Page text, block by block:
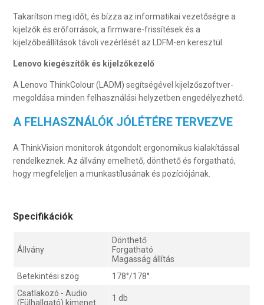
Takarítson meg időt, és bízza az informatikai vezetőségre a
kijelzők és erőforrások, a firmware-frissítések és a
kijelzőbeállítások távoli vezérlését az LDFM-en keresztül.
Lenovo kiegészítők és kijelzőkezelő
A Lenovo ThinkColour (LADM) segítségével kijelzőszoftver-
megoldása minden felhasználási helyzetben engedélyezhető.
A FELHASZNÁLÓK JÓLÉTÉRE TERVEZVE
A ThinkVision monitorok átgondolt ergonomikus kialakítással
rendelkeznek. Az állvány emelhető, dönthető és forgatható,
hogy megfeleljen a munkastílusának és pozíciójának.
Specifikációk
Állvány
Dönthető
Forgatható
Magasság állítás
Betekintési szög
178°/178°
Csatlakozó - Audio
(Fülhallgató) kimenet
1 db